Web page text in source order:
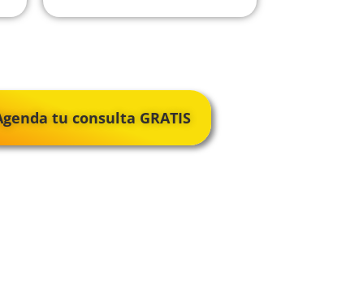
tu consulta GRATIS